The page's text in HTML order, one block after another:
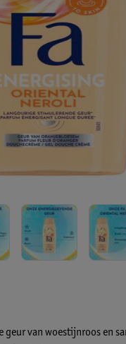
geur van woestijnroos en